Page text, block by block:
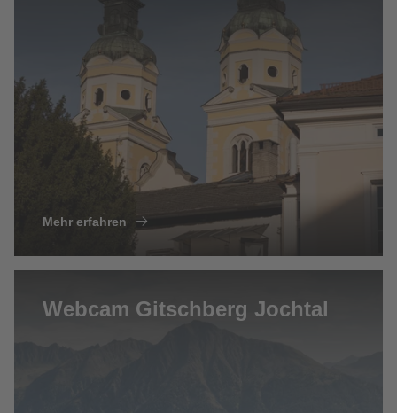
Mehr erfahren
Webcam Gitschberg Jochtal